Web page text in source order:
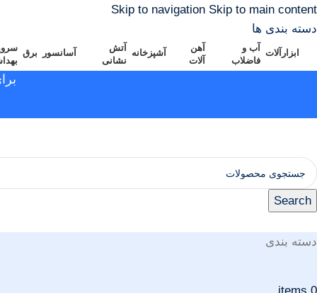
Skip to navigation Skip to main content
دسته بندی ها
ابزارآلات
آب و
فاضلاب
آهن
آلات
آشپزخانه
آتش
نشانی
آسانسور برق
Search
دسته بندی